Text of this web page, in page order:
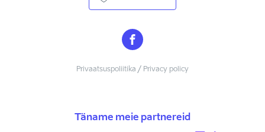
Privaatsuspoliitika / Privacy policy
Täname meie partnereid